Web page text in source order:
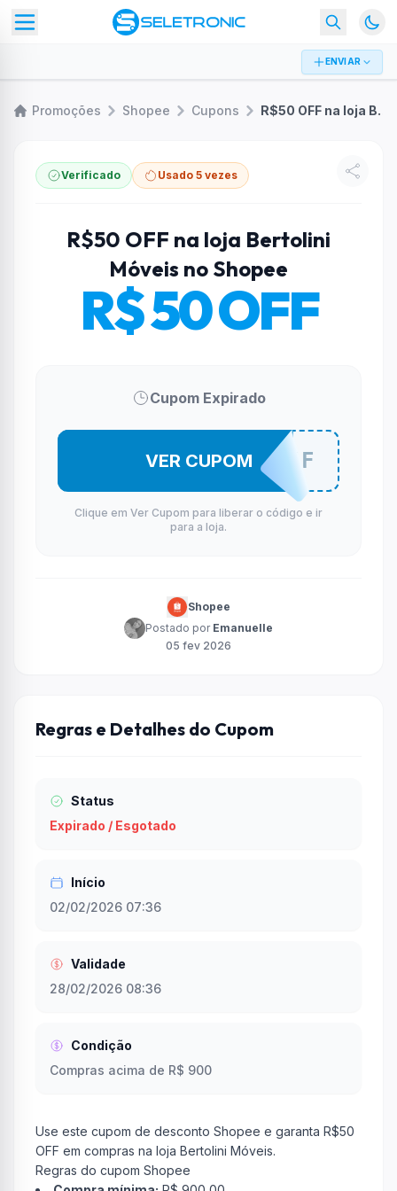
ENVIAR
Promoções Shopee Cupons R$50 OFF na loja Bertolini Móveis no Shopee
Verificado Usado 5 vezes
R$50 OFF na loja Bertolini
Móveis no Shopee
R$ 50 OFF
Cupom Expirado
BERT50OFF
VER CUPOM
Clique em Ver Cupom para liberar o código e ir
para a loja.
Shopee
Postado por Emanuelle
05 fev 2026
Regras e Detalhes do Cupom
Status
Expirado / Esgotado
Início
02/02/2026 07:36
Validade
28/02/2026 08:36
Condição
Compras acima de R$ 900
Use este cupom de desconto Shopee e garanta R$50
OFF em compras na loja Bertolini Móveis.
Regras do cupom Shopee